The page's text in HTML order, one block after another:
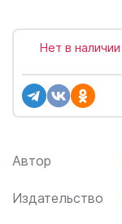
Автор
Издательство
Нет в наличии